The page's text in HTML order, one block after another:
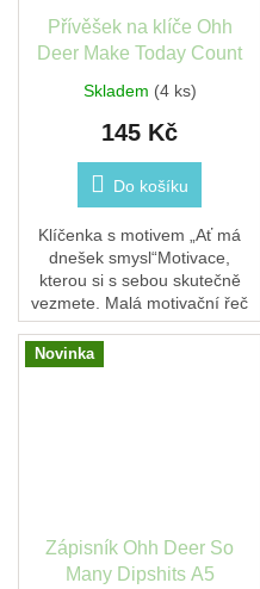
Přívěšek na klíče Ohh
Deer Make Today Count
Skladem (4 ks)
145 Kč
Do košíku
Klíčenka s motivem „Ať má
dnešek smysl“Motivace,
kterou si s sebou skutečně
vezmete. Malá motivační řeč
od Ohh Deer.
Novinka
Zápisník Ohh Deer So
Many Dipshits A5